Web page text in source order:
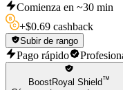
Comienza en ~30 min
+$0.69 cashback
Subir de rango
Pago rápido
BoostRoyal Shield™